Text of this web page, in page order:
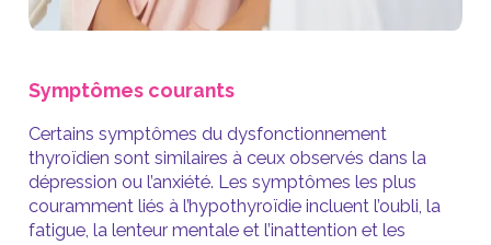
Symptômes courants
Certains symptômes du dysfonctionnement
thyroïdien sont similaires à ceux observés dans la
dépression ou l’anxiété. Les symptômes les plus
couramment liés à l’hypothyroïdie incluent l’oubli, la
fatigue, la lenteur mentale et l’inattention et les